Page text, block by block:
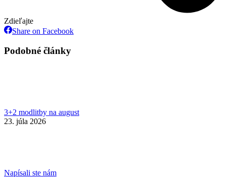
Zdieľajte
Share on FacebookShare
Podobné články
3+2 modlitby na august
23. júla 2026
Napísali ste nám